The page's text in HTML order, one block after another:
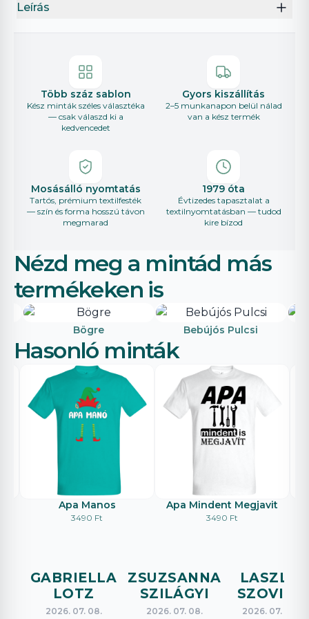
Leírás
Több száz sablon
Kész minták széles választéka
— csak válaszd ki a
kedvencedet
Gyors kiszállítás
2–5 munkanapon belül nálad
van a kész termék
Mosásálló nyomtatás
Tartós, prémium textilfesték
— szín és forma hosszú távon
megmarad
1979 óta
Évtizedes tapasztalat a
textilnyomtatásban — tudod
kire bízod
Nézd meg a mintád más
termékeken is
Bögre Bebújós Pulcsi
Hasonló minták
Apa Manos
3490 Ft
Apa Mindent Megjavit
3490 Ft
GABRIELLA
LOTZ
2026. 07. 08.
ZSUZSANNA
SZILÁGYI
2026. 07. 08.
LASZLO
SZOVICS
2026. 07. 08.